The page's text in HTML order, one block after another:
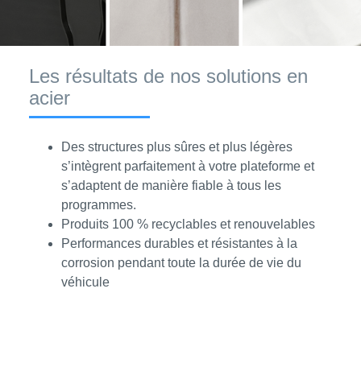
Les résultats de nos solutions en
acier
Des structures plus sûres et plus légères
s’intègrent parfaitement à votre plateforme et
s’adaptent de manière fiable à tous les
programmes.
Produits 100 % recyclables et renouvelables
Performances durables et résistantes à la
corrosion pendant toute la durée de vie du
véhicule